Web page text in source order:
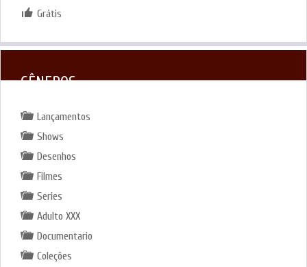
Grátis
GÊNEROS
Lançamentos
Shows
Desenhos
Filmes
Series
Adulto XXX
Documentario
Coleções